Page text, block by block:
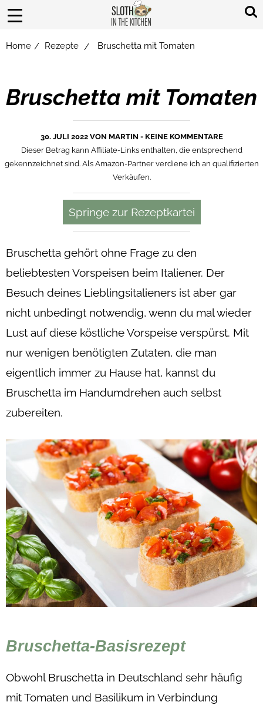
Home / Rezepte / Bruschetta mit Tomaten
Bruschetta mit Tomaten
30. JULI 2022 VON MARTIN - KEINE KOMMENTARE
Dieser Betrag kann Affiliate-Links enthalten, die entsprechend
gekennzeichnet sind. Als Amazon-Partner verdiene ich an qualifizierten
Verkäufen.
Springe zur Rezeptkartei
Bruschetta gehört ohne Frage zu den
beliebtesten Vorspeisen beim Italiener. Der
Besuch deines Lieblingsitalieners ist aber gar
nicht unbedingt notwendig, wenn du mal wieder
Lust auf diese köstliche Vorspeise verspürst. Mit
nur wenigen benötigten Zutaten, die man
eigentlich immer zu Hause hat, kannst du
Bruschetta im Handumdrehen auch selbst
zubereiten.
Bruschetta-Basisrezept
Obwohl Bruschetta in Deutschland sehr häufig
mit Tomaten und Basilikum in Verbindung